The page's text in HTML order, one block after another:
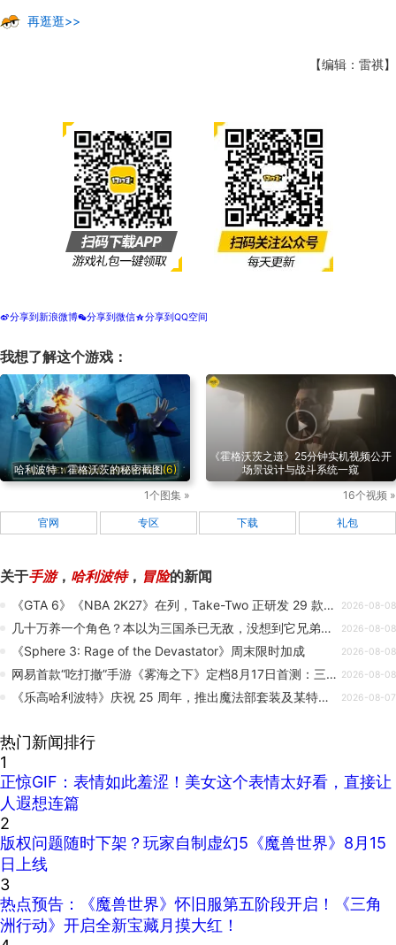
再逛逛>>
【编辑：雷祺】
t分享到新浪微博w分享到微信z分享到QQ空间
我想了解这个游戏：
哈利波特：霍格沃茨的秘密截图(6)
1个图集 »
《霍格沃茨之遗》25分钟实机视频公开
场景设计与战斗系统一窥
16个视频 »
官网 专区 下载 礼包
关于手游， 哈利波特， 冒险的新闻
《GTA 6》《NBA 2K27》在列，Take-Two 正研发 29 款游戏 2026-08-08
几十万养一个角色？本以为三国杀已无敌，没想到它兄弟更是“高手”！ 2026-08-08
《Sphere 3: Rage of the Devastator》周末限时加成 2026-08-08
网易首款“吃打撤”手游《雾海之下》定档8月17日首测：三人小队狩猎魔物搜宝撤离 2026-08-08
《乐高哈利波特》庆祝 25 周年，推出魔法部套装及某特定角色的首款人仔 2026-08-07
热门新闻排行
1
正惊GIF：表情如此羞涩！美女这个表情太好看，直接让
人遐想连篇
2
版权问题随时下架？玩家自制虚幻5《魔兽世界》8月15
日上线
3
热点预告：《魔兽世界》怀旧服第五阶段开启！《三角
洲行动》开启全新宝藏月摸大红！